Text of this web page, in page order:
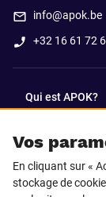
Vos
En cliquant sur «
stockage de
info@apok.be
+32 16 61 72
Qui est APOK?
SUIVEZ-NOUS
Facebook